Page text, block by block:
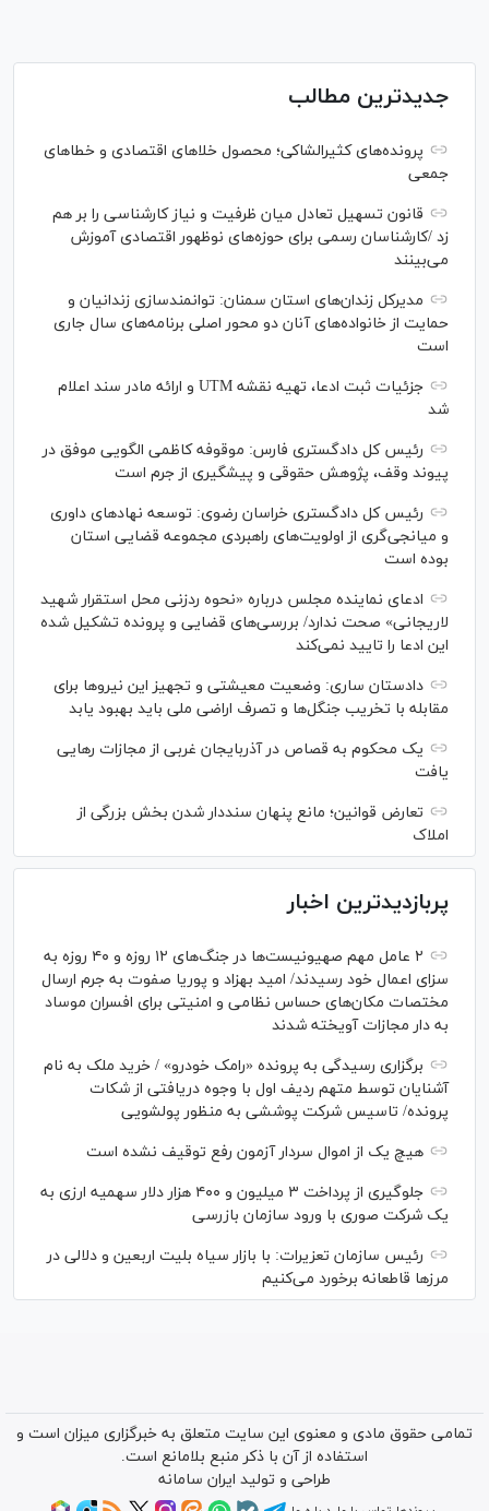
جدیدترین مطالب
پرونده‌های کثیرالشاکی؛ محصول خلا‌های اقتصادی و خطا‌های
جمعی
قانون تسهیل تعادل میان ظرفیت و نیاز کارشناسی را بر هم
زد /کارشناسان رسمی برای حوزه‌های نوظهور اقتصادی آموزش
می‌بینند
مدیرکل زندان‌های استان سمنان: توانمندسازی زندانیان و
حمایت از خانواده‌های آنان دو محور اصلی برنامه‌های سال جاری
است
جزئیات ثبت ادعا، تهیه نقشه UTM و ارائه مادر سند اعلام
شد
رئیس کل دادگستری فارس: موقوفه کاظمی الگویی موفق در
پیوند وقف، پژوهش حقوقی و پیشگیری از جرم است
رئیس کل دادگستری خراسان رضوی: توسعه نهاد‌های داوری
و میانجی‌گری از اولویت‌های راهبردی مجموعه قضایی استان
بوده است
ادعای نماینده مجلس درباره «نحوه ردزنی محل استقرار شهید
لاریجانی» صحت ندارد/ بررسی‌های قضایی و پرونده تشکیل شده
این ادعا را تایید نمی‌کند
دادستان ساری: وضعیت معیشتی و تجهیز این نیرو‌ها برای
مقابله با تخریب جنگل‌ها و تصرف اراضی ملی باید بهبود یابد
یک محکوم به قصاص در آذربایجان‌ غربی از مجازات رهایی
یافت
تعارض قوانین؛ مانع پنهان سنددار شدن بخش بزرگی از
املاک
پربازدیدترین اخبار
۲ عامل مهم صهیونیست‌ها در جنگ‌های ۱۲ روزه و ۴۰ روزه به
سزای اعمال خود رسیدند/ امید بهزاد و پوریا صفوت به جرم ارسال
مختصات مکان‌های حساس نظامی و امنیتی برای افسران موساد
به دار مجازات آویخته شدند
برگزاری رسیدگی به پرونده «رامک خودرو» / خرید ملک به نام
آشنایان توسط متهم ردیف اول با وجوه دریافتی از شکات
پرونده/ تاسیس شرکت پوششی به منظور پولشویی
هیچ یک از اموال سردار آزمون رفع توقیف نشده است
جلوگیری از پرداخت ۳ میلیون و ۴۰۰ هزار دلار سهمیه ارزی به
یک شرکت صوری با ورود سازمان بازرسی
رئیس سازمان تعزیرات: با بازار سیاه بلیت اربعین و دلالی در
مرز‌ها قاطعانه برخورد می‌کنیم
تمامی حقوق مادی و معنوی این سایت متعلق به خبرگزاری میزان است و
استفاده از آن با ذکر منبع بلامانع است.
طراحی و تولید ایران سامانه